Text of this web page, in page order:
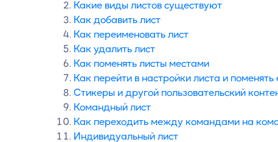
Какие виды листов существуют
Как добавить лист
Как переименовать лист
Как удалить лист
Как поменять листы местами
Как перейти в настройки листа и поменять
Cтикеры и другой пользовательский
Командный лист
Как переходить между командами на
Индивидуальный лист